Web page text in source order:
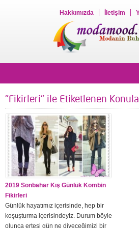
Hakkımızda İletişim
"Fikirleri" ile Etiketlenen
2019 Sonbahar Kış Günlük Kombin
Fikirleri
Günlük hayatımız içerisinde, hep bir
koşuşturma içerisindeyiz. Durum böyle
olunca ertesi gün ne diyeceğimizi bir